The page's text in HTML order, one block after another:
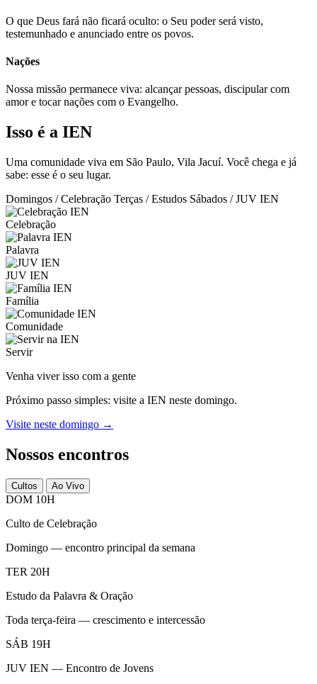
O que Deus fará não ficará oculto: o Seu poder será visto,
testemunhado e anunciado entre os povos.
Nações
Nossa missão permanece viva: alcançar pessoas, discipular com
amor e tocar nações com o Evangelho.
Isso é a IEN
Uma comunidade viva em São Paulo, Vila Jacuí. Você chega e já
sabe: esse é o seu lugar.
Domingos / Celebração Terças / Estudos Sábados / JUV IEN
Celebração
Palavra
JUV IEN
Família
Comunidade
Servir
Venha viver isso com a gente
Próximo passo simples: visite a IEN neste domingo.
Visite neste domingo →
Nossos encontros
Cultos Ao Vivo
DOM 10H
Culto de Celebração
Domingo — encontro principal da semana
TER 20H
Estudo da Palavra & Oração
Toda terça-feira — crescimento e intercessão
SÁB 19H
JUV IEN — Encontro de Jovens